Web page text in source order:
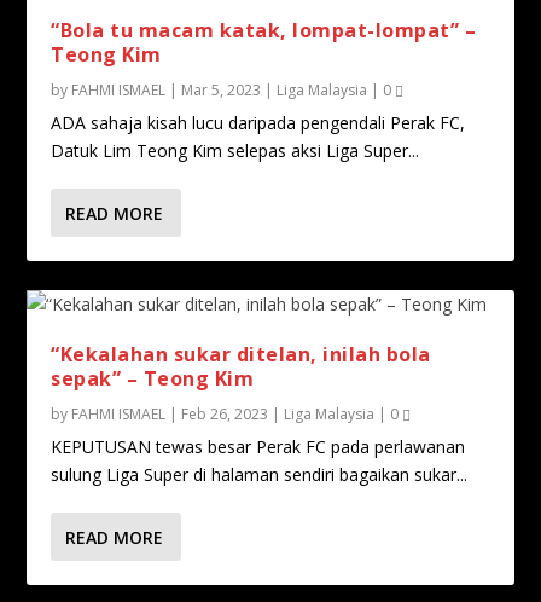
“Bola tu macam katak, lompat-lompat” –
Teong Kim
by FAHMI ISMAEL | Mar 5, 2023 | Liga Malaysia | 0
ADA sahaja kisah lucu daripada pengendali Perak FC,
Datuk Lim Teong Kim selepas aksi Liga Super...
READ MORE
“Kekalahan sukar ditelan, inilah bola
sepak” – Teong Kim
by FAHMI ISMAEL | Feb 26, 2023 | Liga Malaysia | 0
KEPUTUSAN tewas besar Perak FC pada perlawanan
sulung Liga Super di halaman sendiri bagaikan sukar...
READ MORE